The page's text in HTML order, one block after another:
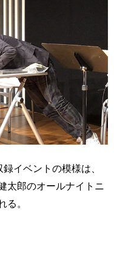
イベントの模様は、
太郎のオールナイトニ
る。